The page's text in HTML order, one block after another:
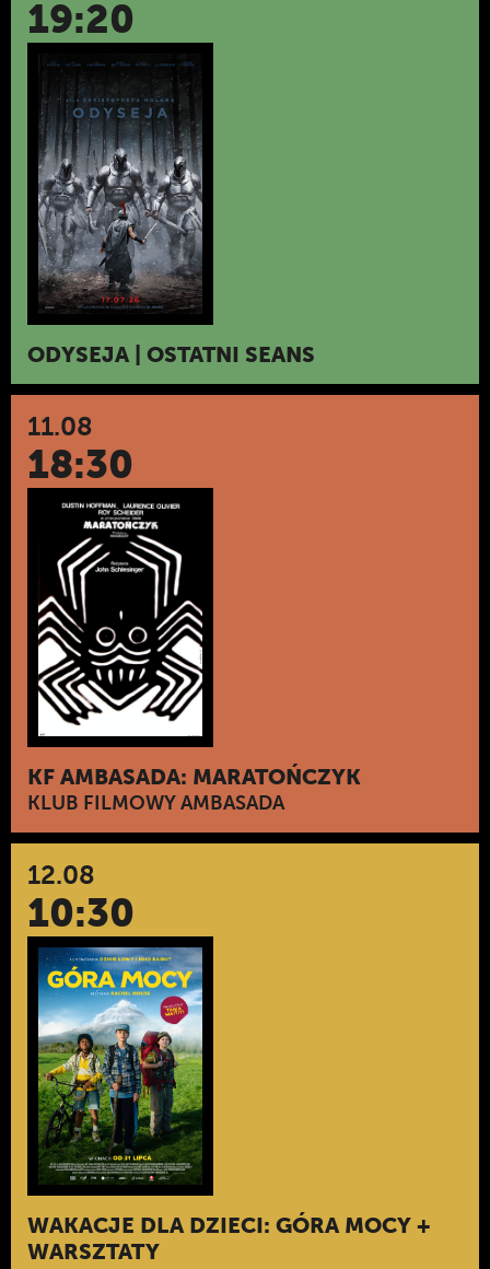
19:20
ODYSEJA | OSTATNI SEANS
11.08
18:30
KF AMBASADA: MARATOŃCZYK
KLUB FILMOWY AMBASADA
12.08
10:30
WAKACJE DLA DZIECI: GÓRA MOCY +
WARSZTATY